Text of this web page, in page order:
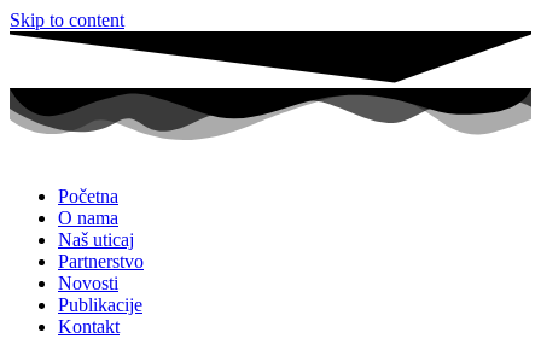
Skip to content
Početna
O nama
Naš uticaj
Partnerstvo
Novosti
Publikacije
Kontakt